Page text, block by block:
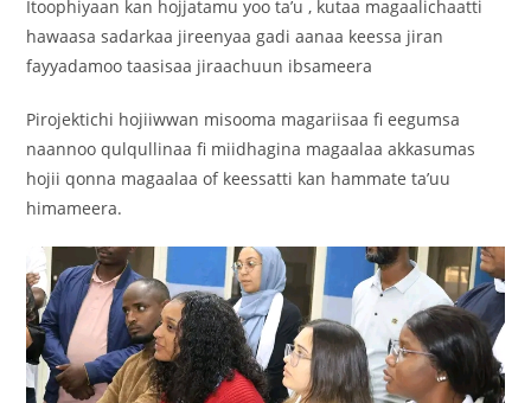
Itoophiyaan kan hojjatamu yoo ta’u , kutaa magaalichaatti
hawaasa sadarkaa jireenyaa gadi aanaa keessa jiran
fayyadamoo taasisaa jiraachuun ibsameera
‎Pirojektichi hojiiwwan misooma magariisaa fi eegumsa
naannoo qulqullinaa fi miidhagina magaalaa akkasumas
hojii qonna magaalaa of keessatti kan hammate ta’uu
himameera.